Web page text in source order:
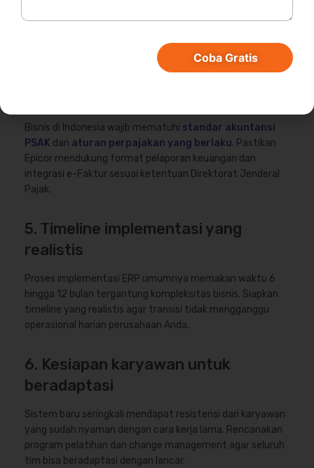
butuhkan dan apakah Epicor cukup fleksibel untuk
mengakomodasi kebutuhan tersebut.
Bisnis di Indonesia wajib mematuhi standar akuntansi
PSAK dan aturan perpajakan yang berlaku. Pastikan
Epicor mendukung format pelaporan keuangan dan
integrasi e-Faktur sesuai ketentuan Direktorat Jenderal
Pajak.
5. Timeline implementasi yang
realistis
Proses implementasi ERP umumnya memakan waktu 6
hingga 12 bulan tergantung kompleksitas bisnis. Siapkan
timeline yang realistis agar transisi tidak mengganggu
operasional harian perusahaan Anda.
6. Kesiapan karyawan untuk
beradaptasi
Sistem baru seringkali mendapat resistensi dari karyawan
yang sudah nyaman dengan cara kerja lama. Rencanakan
program pelatihan dan change management agar seluruh
tim bisa beradaptasi dengan lancar.
Coba Gratis